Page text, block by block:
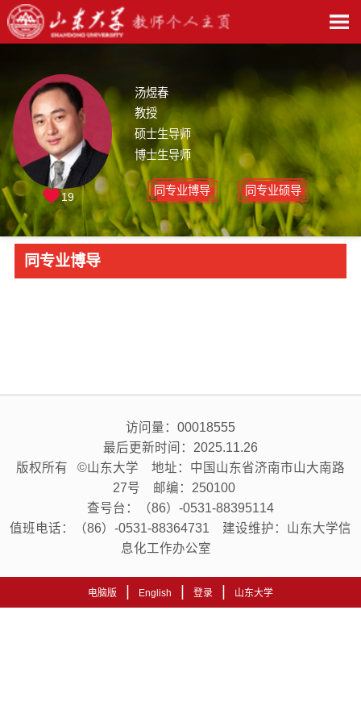
汤煜春
教授
硕士生导师
博士生导师
同专业博导 同专业硕导
19
同专业博导
访问量： 00018555
最后更新时间： 2025.11.26
版权所有 ©山东大学 地址：中国山东省济南市山大南路
27号 邮编：250100
查号台：（86）-0531-88395114
值班电话：（86）-0531-88364731 建设维护：山东大学信
息化工作办公室
电脑版 English 登录 山东大学